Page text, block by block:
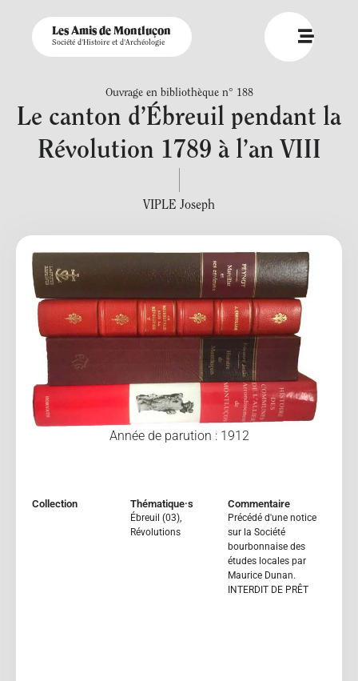
Les Amis de Montluçon
Société d'Histoire et d'Archéologie
Ouvrage en bibliothèque n° 188
Le canton d’Ébreuil pendant la
Révolution 1789 à l’an VIII
VIPLE Joseph
Année de parution : 1912
Collection Thématique·s
Ébreuil (03),
Révolutions
Commentaire
Précédé d'une notice
sur la Société
bourbonnaise des
études locales par
Maurice Dunan.
INTERDIT DE PRÊT